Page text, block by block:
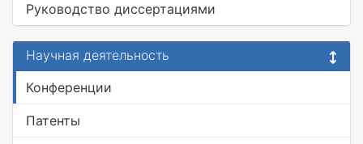
Руководство диссертациями
Научная деятельность
Конференции
Патенты